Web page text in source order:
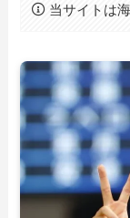
当サイトは